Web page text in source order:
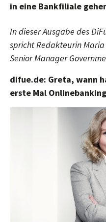
in eine Bankfiliale
In dieser Ausgabe des
spricht Redakteurin
Senior Manager
difue.de: Greta, wann
erste Mal